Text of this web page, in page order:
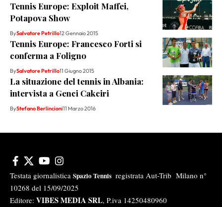
Tennis Europe: Exploit Maffei,
Potapova Show
BySalvatore Petrillo12 Gennaio 2015
Tennis Europe: Francesco Forti si
conferma a Foligno
BySalvatore Petrillo11 Giugno 2015
La situazione del tennis in Albania:
intervista a Genci Cakciri
ByStefano Berlincioni11 Marzo 2016
Testata giornalistica Spazio Tennis registrata Aut-Trib Milano n°
10268 del 15/09/2025
Editore: VIBES MEDIA SRL, P.iva 14250480960